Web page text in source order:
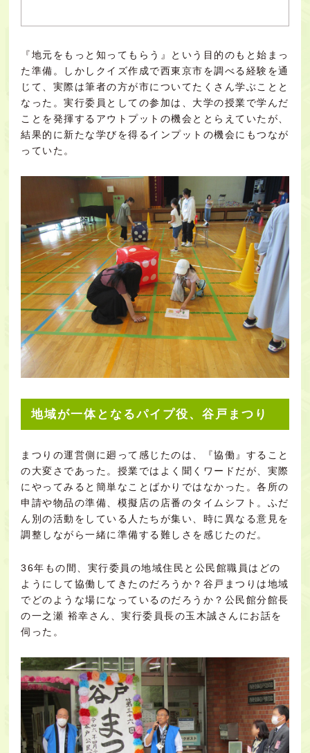
『地元をもっと知ってもらう』という目的のもと始まっ
た準備。しかしクイズ作成で西東京市を調べる経験を通
じて、実際は筆者の方が市についてたくさん学ぶことと
なった。実行委員としての参加は、大学の授業で学んだ
ことを発揮するアウトプットの機会ととらえていたが、
結果的に新たな学びを得るインプットの機会にもつなが
っていた。
地域が一体となるパイプ役、谷戸まつり
まつりの運営側に廻って感じたのは、『協働』すること
の大変さであった。授業ではよく聞くワードだが、実際
にやってみると簡単なことばかりではなかった。各所の
申請や物品の準備、模擬店の店番のタイムシフト。ふだ
ん別の活動をしている人たちが集い、時に異なる意見を
調整しながら一緒に準備する難しさを感じたのだ。
36年もの間、実行委員の地域住民と公民館職員はどの
ようにして協働してきたのだろうか？谷戸まつりは地域
でどのような場になっているのだろうか？公民館分館長
の一之瀬 裕幸さん、実行委員長の玉木誠さんにお話を
伺った。